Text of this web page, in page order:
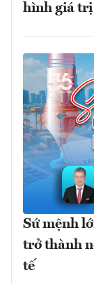
hình giá trị
Sứ mệnh
trở thành
tế